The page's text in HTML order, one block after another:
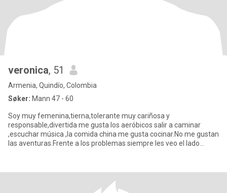
veronica, 51
Armenia, Quindío, Colombia
Søker: Mann 47 - 60
Soy muy femenina,tierna,tolerante muy cariñosa y
responsable,divertida me gusta los aeróbicos salir a caminar
,escuchar música ,la comida china me gusta cocinar.No me gustan
las aventuras.Frente a los problemas siempre les veo el lado